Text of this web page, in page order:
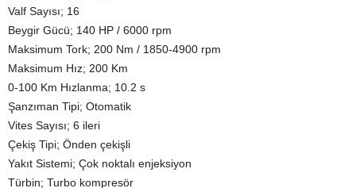
Valf Sayısı; 16
Beygir Gücü; 140 HP / 6000 rpm
Maksimum Tork; 200 Nm / 1850-4900 rpm
Maksimum Hız; 200 Km
0-100 Km Hızlanma; 10.2 s
Şanzıman Tipi; Otomatik
Vites Sayısı; 6 ileri
Çekiş Tipi; Önden çekişli
Yakıt Sistemi; Çok noktalı enjeksiyon
Türbin; Turbo kompresör